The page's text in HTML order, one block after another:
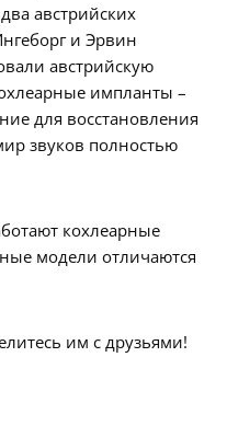
австрийских
и Эрвин
австрийскую
импланты –
для восстановления
звуков полностью
кохлеарные
модели отличаются
им с друзьями!